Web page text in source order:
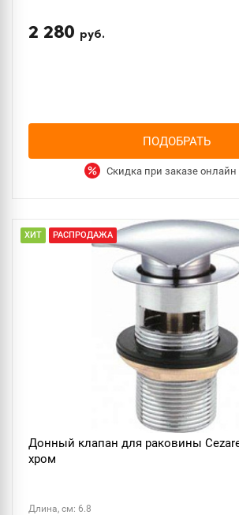
2 280 руб.
ПОДОБРАТЬ
Скидка при заказе онлайн
ХИТ РАСПРОДАЖА
Донный клапан для раковины
хром
Длина, см: 6.8